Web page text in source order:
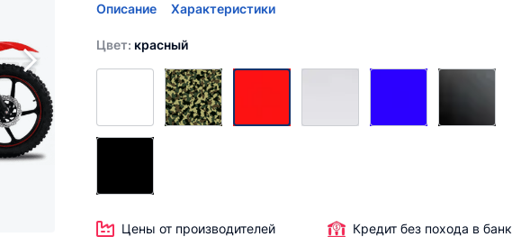
Описание Характеристики
Цвет: красный
Цены от производителей
Кредит без похода в банк